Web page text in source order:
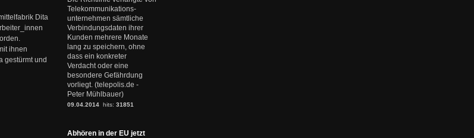
Dita
ihnen
gestürmt und
Telekommunikations-
unternehmen sämtliche
Verbindungsdaten ihrer
Kunden mehrere Monate
lang zu speichern, ohne
dass ein konkreter
Verdacht oder eine
besondere Gefährdung
vorliegt. (telepolis.de -
Peter Mühlbauer)
09.04.2014 hits: 31851
Abhören in der EU jetzt